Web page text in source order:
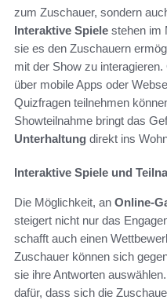
zum Zuschauer, sondern
Interaktive Spiele stehen im
sie es den Zuschauern
mit der Show zu
über mobile Apps oder
Quizfragen teilnehmen
Showteilnahme bringt das
Unterhaltung direkt ins
Interaktive Spiele und
Die Möglichkeit, an Online-
steigert nicht nur das
schafft auch einen
Zuschauer können sich
sie ihre Antworten
dafür, dass sich die